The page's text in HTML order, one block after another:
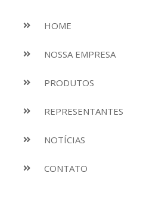
HOME
NOSSA EMPRESA
PRODUTOS
REPRESENTANTES
NOTÍCIAS
CONTATO